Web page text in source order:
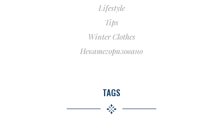
Lifestyle
Tips
Winter Clothes
Некатегоризовано
TAGS